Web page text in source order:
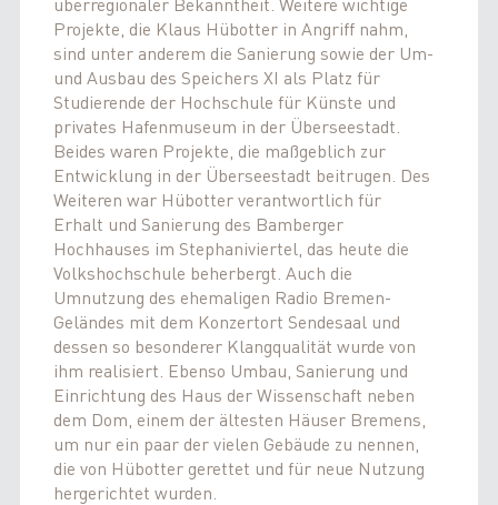
Projekte, die Klaus Hübotter in Angriff nahm,
sind unter anderem die Sanierung sowie der Um-
und Ausbau des Speichers XI als Platz für
Studierende der Hochschule für Künste und
privates Hafenmuseum in der Überseestadt.
Beides waren Projekte, die maßgeblich zur
Entwicklung in der Überseestadt beitrugen. Des
Weiteren war Hübotter verantwortlich für
Erhalt und Sanierung des Bamberger
Hochhauses im Stephaniviertel, das heute die
Volkshochschule beherbergt. Auch die
Umnutzung des ehemaligen Radio Bremen-
Geländes mit dem Konzertort Sendesaal und
dessen so besonderer Klangqualität wurde von
ihm realisiert. Ebenso Umbau, Sanierung und
Einrichtung des Haus der Wissenschaft neben
dem Dom, einem der ältesten Häuser Bremens,
um nur ein paar der vielen Gebäude zu nennen,
die von Hübotter gerettet und für neue Nutzung
hergerichtet wurden.